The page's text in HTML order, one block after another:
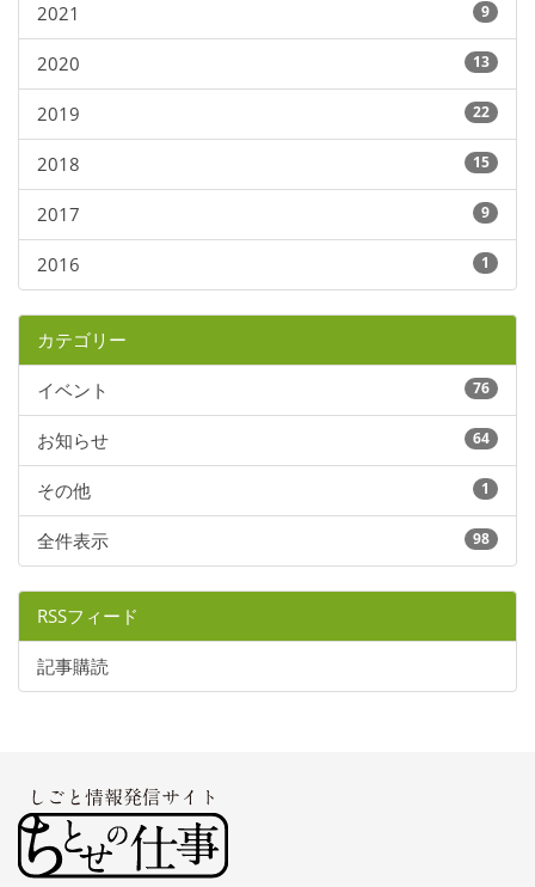
2021 9
2020 13
2019 22
2018 15
2017 9
2016 1
カテゴリー
イベント 76
お知らせ 64
その他 1
全件表示 98
RSSフィード
記事購読